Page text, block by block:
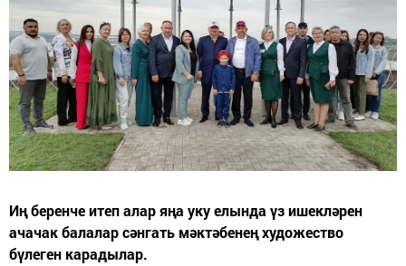
Иң беренче итеп алар яңа уку елында үз ишекләрен
ачачак балалар сәнгать мәктәбенең художество
бүлеген карадылар.